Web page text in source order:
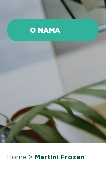
O NAMA
Home > Martini Frozen